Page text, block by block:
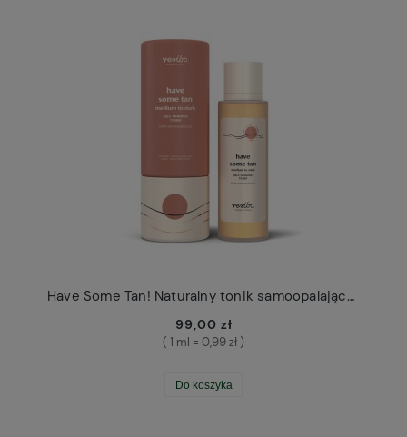
Have Some Tan! Naturalny tonik samoopalający Resibo medium to dark
99,00 zł
( 1 ml = 0,99 zł )
Do koszyka